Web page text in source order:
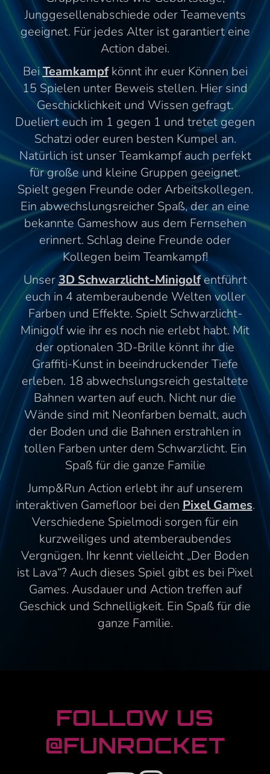
Junggesellenabschiede oder Teamevents
geeignet. Für jedes Alter ist garantiert eine
Action dabei.
BeiTeamkampfkönnt ihr euer Können bei
15 Spielen unter Beweis stellen. Hier sind
Geschicklichkeit und Wissen gefragt.
Dueliert euch im 1 gegen 1 und tretet gegen
Schatzi oder euren besten Kumpel an.
Natürlich ist unser Teamkampf auch perfekt
für große und kleine Gruppen geeignet.
Spielt gegen Freunde oder Arbeitskollegen.
Ein abwechslungsreicher Spaß, der an eine
bekannte Gameshow aus dem Fernsehen
erinnert. Schlag deine Freunde oder
Kollegen beim Teamkampf!
Unser 3D Schwarzlicht-Minigolfentführt
euch in 4 atemberaubende Welten voller
Farben und Effekte. Spielt Schwarzlicht-
Minigolf wie ihr es noch nie erlebt habt. Mit
der optionalen 3D-Brille könnt ihr die
Graffiti-Kunst in beeindruckender Tiefe
erleben. 18 abwechslungsreich gestaltete
Bahnen warten auf euch. Nicht nur die
Wände sind mit Neonfarben bemalt, auch
der Boden und die Bahnen erstrahlen in
tollen Farben unter dem Schwarzlicht. Ein
Spaß für die ganze Familie
Jump&Run Action erlebt ihr auf unserem
interaktiven Gamefloor bei den Pixel Games.
Verschiedene Spielmodi sorgen für ein
kurzweiliges und atemberaubendes
Vergnügen. Ihr kennt vielleicht „Der Boden
ist Lava“? Auch dieses Spiel gibt es bei Pixel
Games. Ausdauer und Action treffen auf
Geschick und Schnelligkeit. Ein Spaß für die
ganze Familie.
FOOTERFOLLOW US
@FUNROCKET